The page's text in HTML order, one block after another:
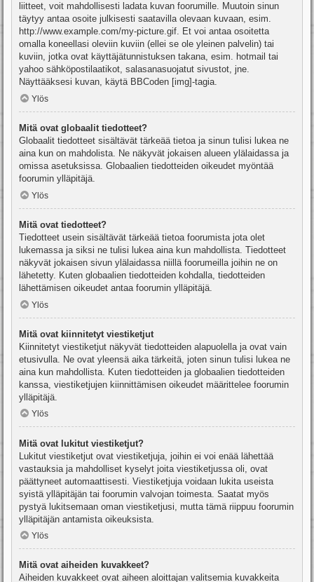
liitteet, voit mahdollisesti ladata kuvan foorumille. Muutoin sinun
täytyy antaa osoite julkisesti saatavilla olevaan kuvaan, esim.
http://www.example.com/my-picture.gif. Et voi antaa osoitetta
omalla koneellasi oleviin kuviin (ellei se ole yleinen palvelin) tai
kuviin, jotka ovat käyttäjätunnistuksen takana, esim. hotmail tai
yahoo sähköpostilaatikot, salasanasuojatut sivustot, jne.
Näyttääksesi kuvan, käytä BBCoden [img]-tagia.
Ylös
Mitä ovat globaalit tiedotteet?
Globaalit tiedotteet sisältävät tärkeää tietoa ja sinun tulisi lukea ne
aina kun on mahdolista. Ne näkyvät jokaisen alueen ylälaidassa ja
omissa asetuksissa. Globaalien tiedotteiden oikeudet myöntää
foorumin ylläpitäjä.
Ylös
Mitä ovat tiedotteet?
Tiedotteet usein sisältävät tärkeää tietoa foorumista jota olet
lukemassa ja siksi ne tulisi lukea aina kun mahdollista. Tiedotteet
näkyvät jokaisen sivun ylälaidassa niillä foorumeilla joihin ne on
lähetetty. Kuten globaalien tiedotteiden kohdalla, tiedotteiden
lähettämisen oikeudet antaa foorumin ylläpitäjä.
Ylös
Mitä ovat kiinnitetyt viestiketjut
Kiinnitetyt viestiketjut näkyvät tiedotteiden alapuolella ja ovat vain
etusivulla. Ne ovat yleensä aika tärkeitä, joten sinun tulisi lukea ne
aina kun mahdollista. Kuten tiedotteiden ja globaalien tiedotteiden
kanssa, viestiketjujen kiinnittämisen oikeudet määrittelee foorumin
ylläpitäjä.
Ylös
Mitä ovat lukitut viestiketjut?
Lukitut viestiketjut ovat viestiketjuja, joihin ei voi enää lähettää
vastauksia ja mahdolliset kyselyt joita viestiketjussa oli, ovat
päättyneet automaattisesti. Viestiketjuja voidaan lukita useista
syistä ylläpitäjän tai foorumin valvojan toimesta. Saatat myös
pystyä lukitsemaan oman viestiketjusi, mutta tämä riippuu foorumin
ylläpitäjän antamista oikeuksista.
Ylös
Mitä ovat aiheiden kuvakkeet?
Aiheiden kuvakkeet ovat aiheen aloittajan valitsemia kuvakkeita